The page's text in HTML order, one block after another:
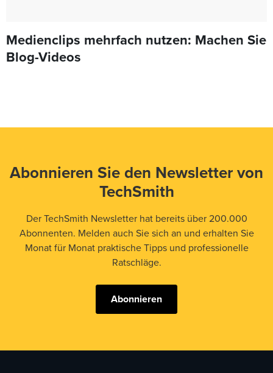
Medienclips mehrfach nutzen: Machen Sie
Blog-Videos
Abonnieren Sie den Newsletter von
TechSmith
Der TechSmith Newsletter hat bereits über 200.000
Abonnenten. Melden auch Sie sich an und erhalten Sie
Monat für Monat praktische Tipps und professionelle
Ratschläge.
Abonnieren